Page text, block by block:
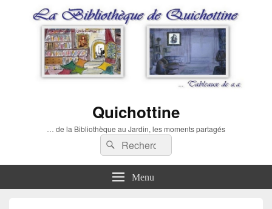
Quichottine
… de la Bibliothèque au Jardin, les moments partagés
Recherche :
Rechercher
Menu